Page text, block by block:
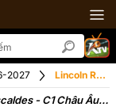
2027 Lincoln Red Imps vs Inter Club d'Escaldes ngày 07-07-2026
- C1 Châu Âu